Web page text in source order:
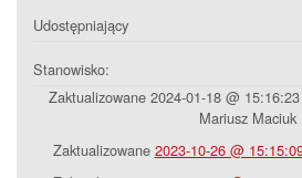
Udostępniający
Stanowisko:
Zaktualizowane 2024-01-18 @
Mariusz Maciuk
Zaktualizowane 2023-10-26 @